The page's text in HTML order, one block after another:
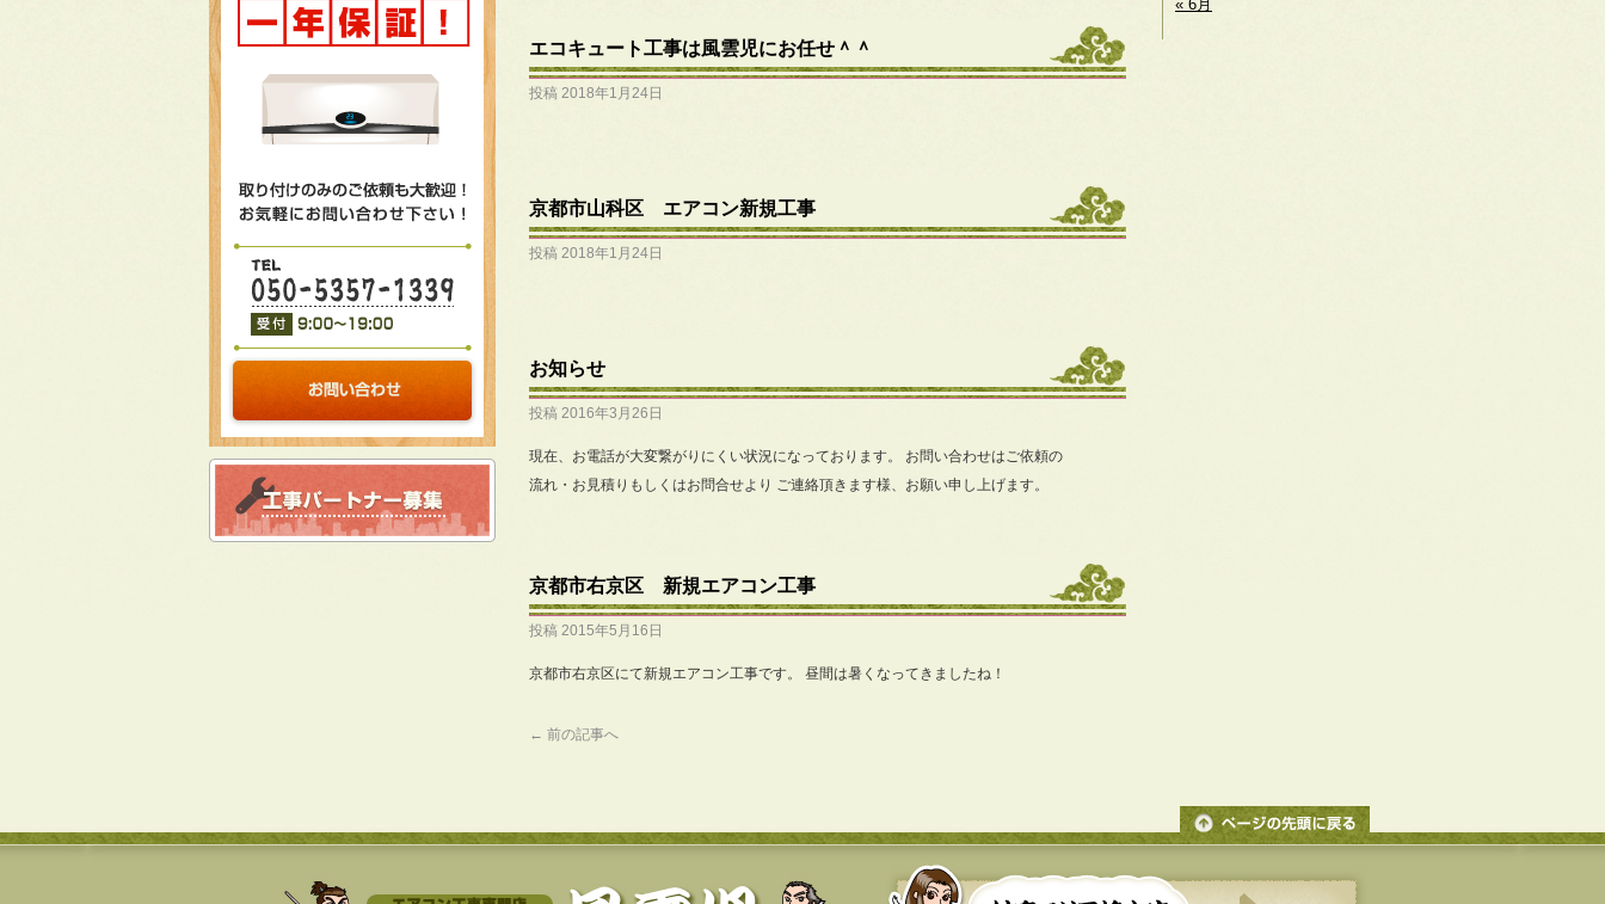
エコキュート工事は風雲児にお任せ＾＾
投稿 2018年1月24日
京都市山科区 エアコン新規工事
投稿 2018年1月24日
お知らせ
投稿 2016年3月26日
現在、お電話が大変繋がりにくい状況になっております。 お問い合わせはご依頼の
流れ・お見積りもしくはお問合せより ご連絡頂きます様、お願い申し上げます。
京都市右京区 新規エアコン工事
投稿 2015年5月16日
京都市右京区にて新規エアコン工事です。 昼間は暑くなってきましたね！
← 前の記事へ
« 6月